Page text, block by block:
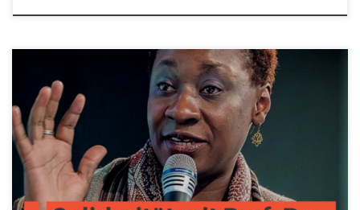
Maureen-Maisha Auma ist Professorin für Kindheit und Differenz
(Diversity Studies) an der Hochschule Magdeburg-Stendal und
gegenwärtig Gastprofessorin an der Humboldt Universität zu
Berlin. Professorin Auma kritisierte in einem Interview mit dem
Tagesspiegel den strukturellen Rassismus und Sexismus an
deutschen Universitäten. Daraufhin wurde sie nach einem
diesbezüglichen Social Media-Post der AfD-Landtagsfraktion […]